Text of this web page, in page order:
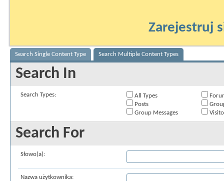
Zarejestruj
Search Single Content Type Search Multiple Content Types
Search In
Search Types: All Types
Posts
Group Messages
Search For
Słowo(a):
Nazwa użytkownika: